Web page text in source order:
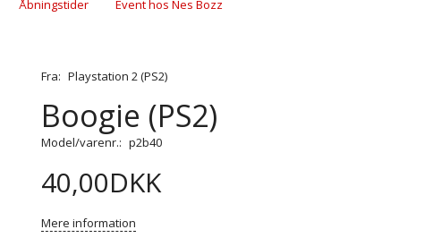
Åbningstider Event hos Nes Bozz
Fra: Playstation 2 (PS2)
Boogie (PS2)
Model/varenr.: p2b40
40,00DKK
Mere information